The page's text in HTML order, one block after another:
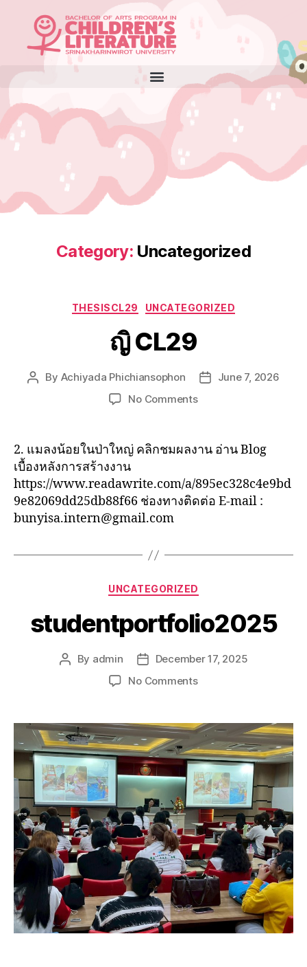
Category: Uncategorized
THESISCL29 UNCATEGORIZED
ญิ CL29
By Achiyada Phichiansophon
June 7, 2026
No Comments
2. แมลงน้อยในป่าใหญ่ คลิกชมผลงาน อ่าน Blog
เบื้องหลังการสร้างงาน
https://www.readawrite.com/a/895ec328c4e9bd
9e82069dd25db88f66 ช่องทางติดต่อ E-mail :
bunyisa.intern@gmail.com
UNCATEGORIZED
studentportfolio2025
By admin
December 17, 2025
No Comments